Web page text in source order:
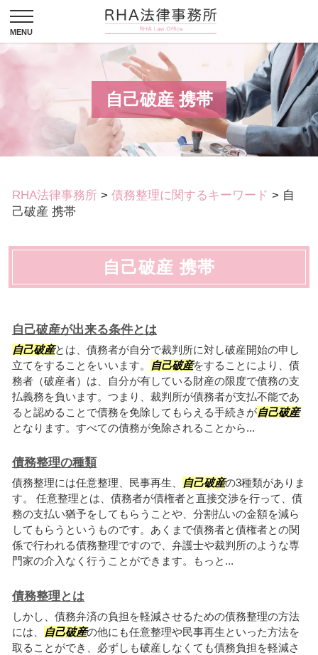
自己破産 携帯
RHA法律事務所 > 債務整理に関するキーワード > 自
己破産 携帯
自己破産 携帯
自己破産が出来る条件とは
自己破産とは、債務者が自分で裁判所に対し破産開始の申し
立てをすることをいいます。
自己破産をすることにより、債
務者（破産者）は、自分が有している財産の限度で債務の支
払義務を負います。つまり、裁判所が債務者が支払不能であ
ると認めることで債務を免除してもらえる手続きが自己破産
となります。すべての債務が免除されることから...
債務整理の種類
債務整理には任意整理、民事再生、 自己破産の3種類がありま
す。 任意整理とは、債務者が債権者と直接交渉を行って、債
務の支払い猶予をしてもらうことや、分割払いの金額を減ら
してもらうというものです。あくまで債務者と債権者との関
係で行われる債務整理ですので、弁護士や裁判所のような専
門家の介入なく行うことができます。もっと...
債務整理とは
しかし、債務弁済の負担を軽減させるための債務整理の方法
には、
自己破産の他にも任意整理や民事再生といった方法を
取ることができ、必ずしも破産しなくても債務負担を軽減さ